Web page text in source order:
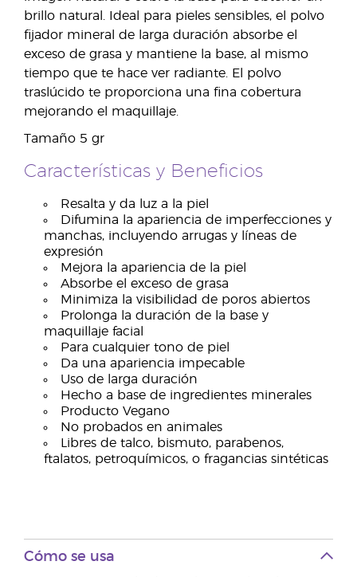
brillo natural. Ideal para pieles sensibles, el polvo
fijador mineral de larga duración absorbe el
exceso de grasa y mantiene la base, al mismo
tiempo que te hace ver radiante. El polvo
traslúcido te proporciona una fina cobertura
mejorando el maquillaje.
Tamaño 5 gr
Características y Beneficios
Resalta y da luz a la piel
Difumina la apariencia de imperfecciones y
manchas, incluyendo arrugas y líneas de
expresión
Mejora la apariencia de la piel
Absorbe el exceso de grasa
Minimiza la visibilidad de poros abiertos
Prolonga la duración de la base y
maquillaje facial
Para cualquier tono de piel
Da una apariencia impecable
Uso de larga duración
Hecho a base de ingredientes minerales
Producto Vegano
No probados en animales
Libres de talco, bismuto, parabenos,
ftalatos, petroquímicos, o fragancias sintéticas
Cómo se usa